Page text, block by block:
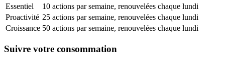
Essentiel
10 actions par semaine, renouvelées chaque lundi
Proactivité 25 actions par semaine, renouvelées chaque lundi
Croissance 50 actions par semaine, renouvelées chaque lundi
Suivre votre consommation